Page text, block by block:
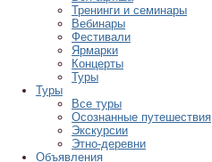
Тренинги и семинары
Вебинары
Фестивали
Ярмарки
Концерты
Туры
Туры
Все туры
Осознанные путешествия
Экскурсии
Этно-деревни
Объявления